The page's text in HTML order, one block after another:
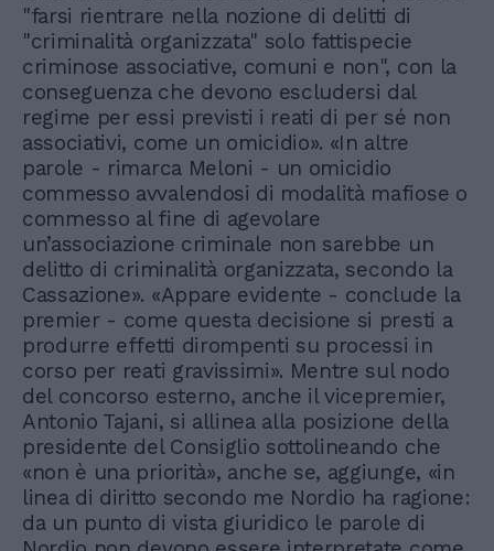
"farsi rientrare nella nozione di delitti di
"criminalità organizzata" solo fattispecie
criminose associative, comuni e non", con la
conseguenza che devono escludersi dal
regime per essi previsti i reati di per sé non
associativi, come un omicidio». «In altre
parole - rimarca Meloni - un omicidio
commesso avvalendosi di modalità mafiose o
commesso al fine di agevolare
un’associazione criminale non sarebbe un
delitto di criminalità organizzata, secondo la
Cassazione». «Appare evidente - conclude la
premier - come questa decisione si presti a
produrre effetti dirompenti su processi in
corso per reati gravissimi». Mentre sul nodo
del concorso esterno, anche il vicepremier,
Antonio Tajani, si allinea alla posizione della
presidente del Consiglio sottolineando che
«non è una priorità», anche se, aggiunge, «in
linea di diritto secondo me Nordio ha ragione:
da un punto di vista giuridico le parole di